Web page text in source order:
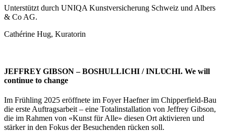
Unterstützt durch UNIQA Kunstversicherung Schweiz und Albers
& Co AG.
Cathérine Hug, Kuratorin
JEFFREY GIBSON – BOSHULLICHI / INLƲCHI. We will
continue to change
Im Frühling 2025 eröffnete im Foyer Haefner im Chipperfield-Bau
die erste Auftragsarbeit – eine Totalinstallation von Jeffrey Gibson,
die im Rahmen von «Kunst für Alle» diesen Ort aktivieren und
stärker in den Fokus der Besuchenden rücken soll.